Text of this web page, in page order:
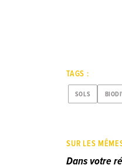
TAGS :
SOLS
SUR LES
Dans votre